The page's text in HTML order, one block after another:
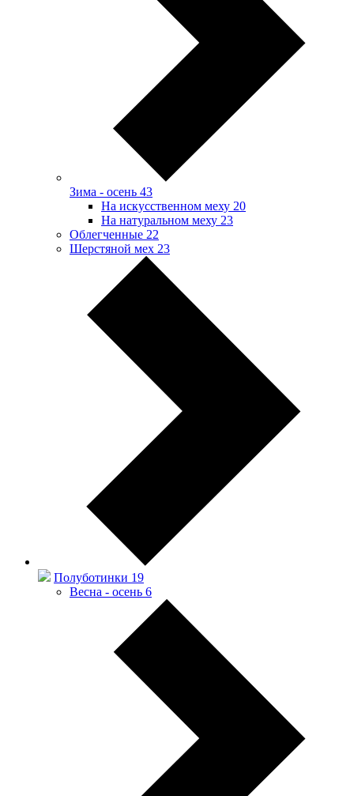
Зима - осень 43
На искусственном меху 20
На натуральном меху 23
Облегченные 22
Шерстяной мех 23
Полуботинки 19
Весна - осень 6